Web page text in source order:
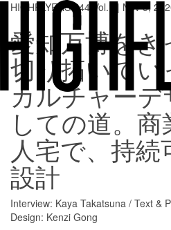
HIGHFLYERS/#44 Vol.1 | Nov 5,
愛知万博を
切り拓いて
カルチャー
しての道。
人宅で、持
設計
Interview: Kaya Takatsuna / Text &
Design: Kenzi Gong